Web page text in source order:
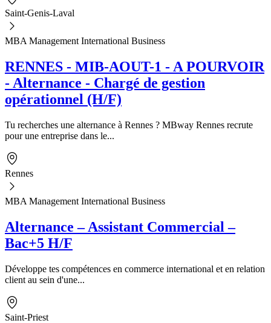
Saint-Genis-Laval
MBA Management International Business
RENNES - MIB-AOUT-1 - A POURVOIR
- Alternance - Chargé de gestion
opérationnel (H/F)
Tu recherches une alternance à Rennes ? MBway Rennes recrute
pour une entreprise dans le...
Rennes
MBA Management International Business
Alternance – Assistant Commercial –
Bac+5 H/F
Développe tes compétences en commerce international et en relation
client au sein d'une...
Saint-Priest